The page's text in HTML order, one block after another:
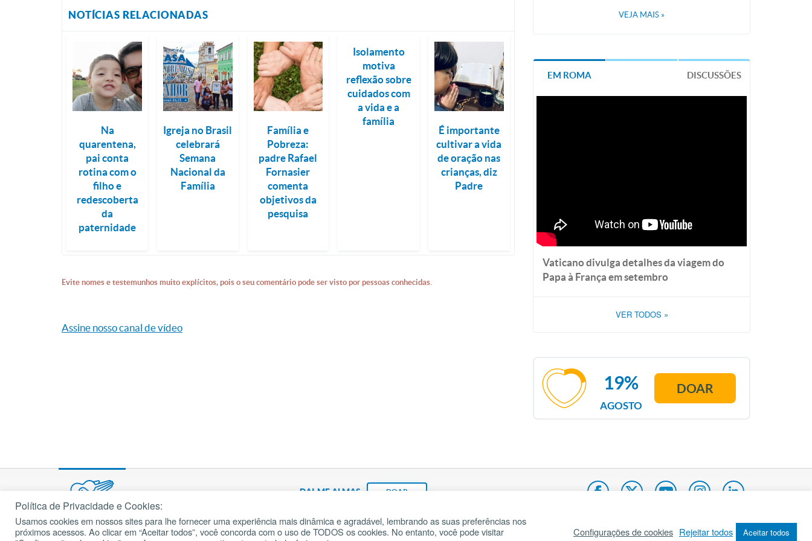
NOTÍCIAS RELACIONADAS
Na
quarentena,
pai conta
rotina com o
filho e
redescoberta
da
paternidade
Igreja no Brasil
celebrará
Semana
Nacional da
Família
Família e
Pobreza:
padre Rafael
Fornasier
comenta
objetivos da
pesquisa
Isolamento
motiva
reflexão sobre
cuidados com
a vida e a
família
É importante
cultivar a vida
de oração nas
crianças, diz
Padre
Evite nomes e testemunhos muito explícitos, pois o seu comentário pode ser visto por pessoas conhecidas.
Assine nosso canal de vídeo
VEJA MAIS »
EM ROMA DISCUSSÕES
Vaticano divulga detalhes da viagem do
Papa à França em setembro
VER TODOS »
AGOSTO
19% DOAR
DAI-ME ALMAS DOAR
Fundação João Paulo II Pedido de Oração Mapa do site Internacional
cancaonova.com© 2002 – 2026
Todos os direitos reservados.
Política de Privacidade e Cookies:
Usamos cookies em nossos sites para lhe fornecer uma experiência mais dinâmica e agradável, lembrando as suas preferências nos
próximos acessos. Ao clicar em “Aceitar todos”, você concorda com o uso de TODOS os cookies. No entanto, você pode visitar
Configurações de cookies Rejeitar todos Aceitar todos